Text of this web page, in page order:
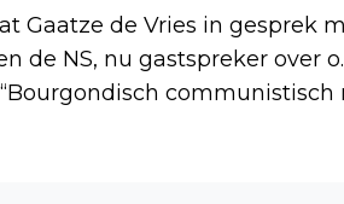
Gaatze de Vries in gesprek
de NS, nu gastspreker over
communistisch